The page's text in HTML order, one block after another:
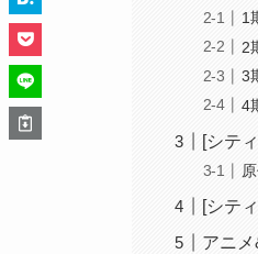
1
2
3
4
[シテ
[シテ
アニ